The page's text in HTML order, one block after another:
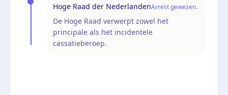
Hoge Raad der NederlandenArrest gewezen.
De Hoge Raad verwerpt zowel het
principale als het incidentele
cassatieberoep.